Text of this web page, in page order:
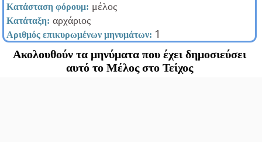
Κατάσταση φόρουμ: μέλος
Κατάταξη: αρχάριος
Αριθμός επικυρωμένων μηνυμάτων: 1
Ακολουθούν τα μηνύματα που έχει δημοσιεύσει
αυτό το Μέλος στο Τείχος